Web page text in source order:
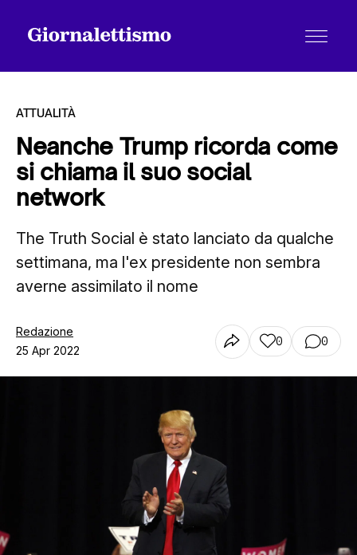
Tutti gli articoli
Chi siamo
ATTUALITÀ
Neanche Trump ricorda come
si chiama il suo social
network
The Truth Social è stato lanciato da qualche
settimana, ma l'ex presidente non sembra
averne assimilato il nome
Redazione
25 Apr 2022
0 0